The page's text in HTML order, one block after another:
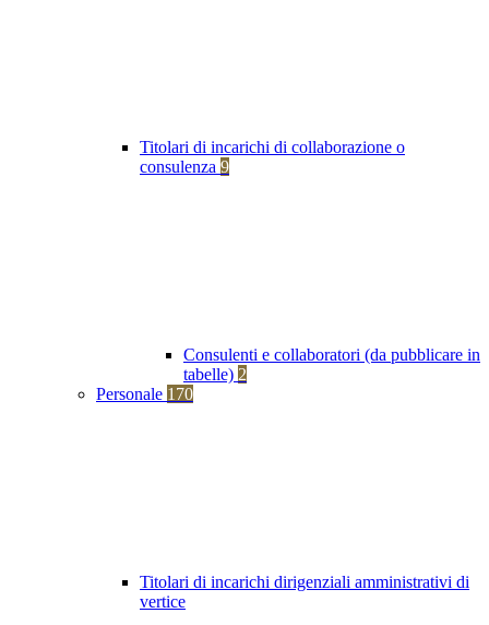
Titolari di incarichi di collaborazione o
consulenza 9
Consulenti e collaboratori (da pubblicare in
tabelle) 2
Personale 170
Titolari di incarichi dirigenziali amministrativi di
vertice